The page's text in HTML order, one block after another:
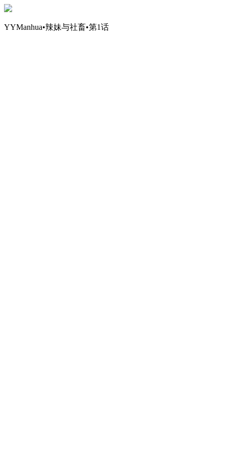
YYManhua•辣妹与社畜•第1话